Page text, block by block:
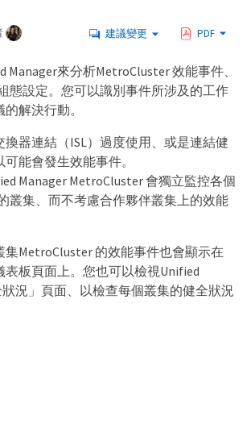
建議變更 PDF
Manager來分析MetroCluster 效能事件、
態設定。您可以識別事件所涉及的工作
解決行動。
換器連結（ISL）過度使用、或是連結健
能會發生效能事件。
Manager MetroCluster 會獨立監控各個
叢集、而不考慮合作夥伴叢集上的效能
集MetroCluster 的效能事件也會顯示在
表板頁面上。您也可以檢視Unified
況」頁面、以檢查每個叢集的健全狀況